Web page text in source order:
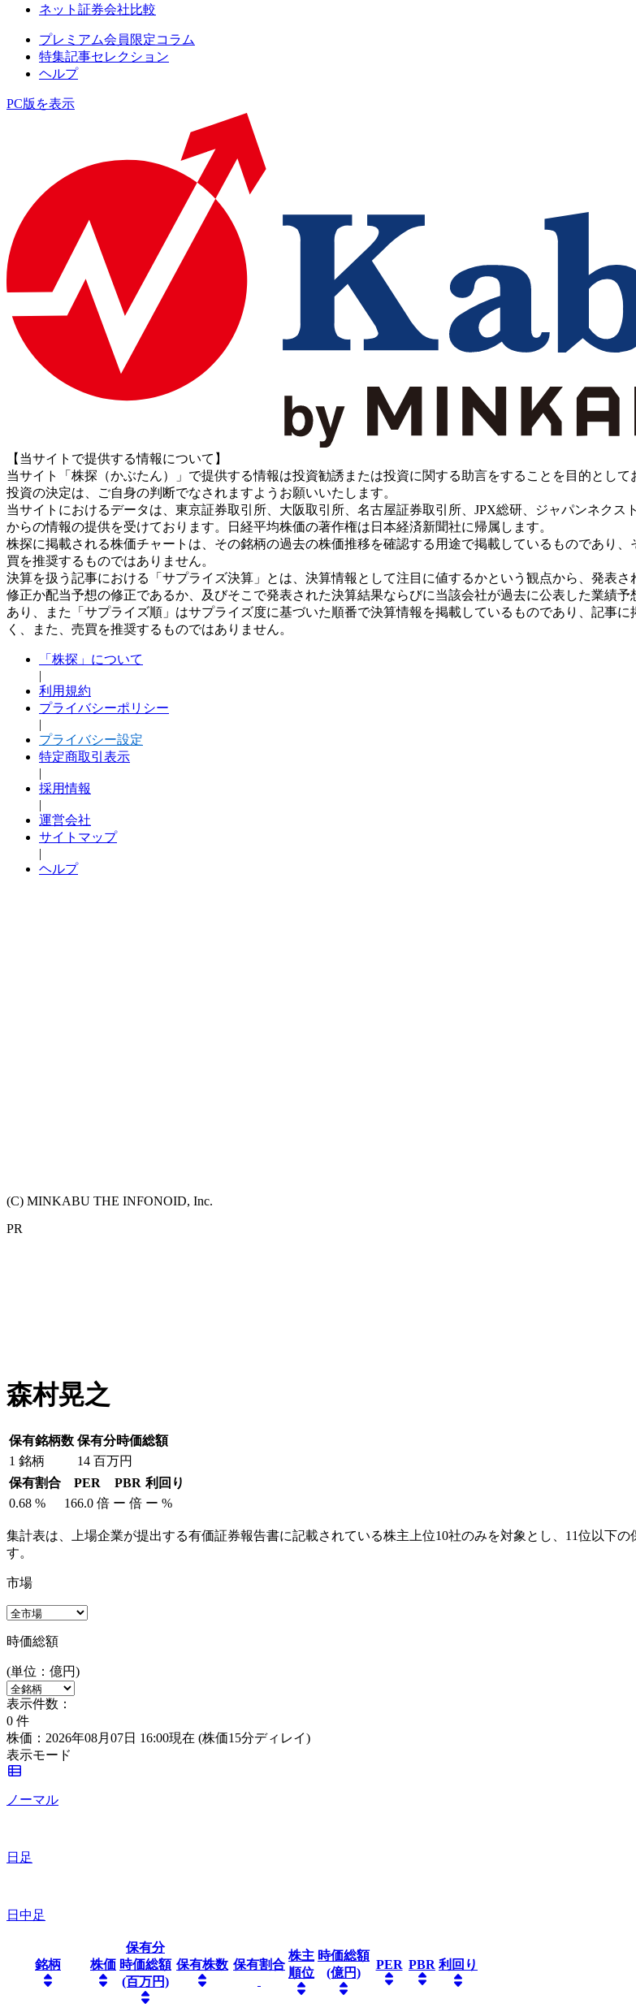
ネット証券会社比較
プレミアム会員限定コラム
特集記事セレクション
ヘルプ
PC版を表示
【当サイトで提供する情報について】
当サイト「株探（かぶたん）」で提供する情報は投資勧誘または投資に関する助言をすることを目的として
投資の決定は、ご自身の判断でなされますようお願いいたします。
当サイトにおけるデータは、東京証券取引所、大阪取引所、名古屋証券取引所、JPX総研、ジャパンネクス
からの情報の提供を受けております。日経平均株価の著作権は日本経済新聞社に帰属します。
株探に掲載される株価チャートは、その銘柄の過去の株価推移を確認する用途で掲載しているものであり
買を推奨するものではありません。
決算を扱う記事における「サプライズ決算」とは、決算情報として注目に値するかという観点から、発表
修正か配当予想の修正であるか、及びそこで発表された決算結果ならびに当該会社が過去に公表した業績
あり、また「サプライズ順」はサプライズ度に基づいた順番で決算情報を掲載しているものであり、記事
く、また、売買を推奨するものではありません。
「株探」について
|
利用規約
プライバシーポリシー
|
プライバシー設定
特定商取引表示
|
採用情報
|
運営会社
サイトマップ
|
ヘルプ
(C) MINKABU THE INFONOID, Inc.
PR
森村晃之
保有銘柄数 保有分時価総額
1 銘柄 14 百万円
保有割合
PER PBR 利回り
0.68 % 166.0 倍 ー 倍 ー %
集計表は、上場企業が提出する有価証券報告書に記載されている株主上位10社のみを対象とし、11位以下
す。
市場
時価総額
(単位：億円)
表示件数：
0 件
株価：2026年08月07日 16:00現在 (株価15分ディレイ)
表示モード
ノーマル
日足
日中足
銘柄 株価
保有分
時価総額
(百万円)
保有株数 保有割合
株主
順位
時価総額
(億円)
PER PBR 利回り